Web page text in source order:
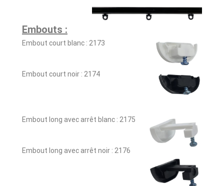
Embouts :
Embout court blanc : 2173
Embout court noir : 2174
Embout long avec arrêt blanc : 2175
Embout long avec arrêt noir : 2176